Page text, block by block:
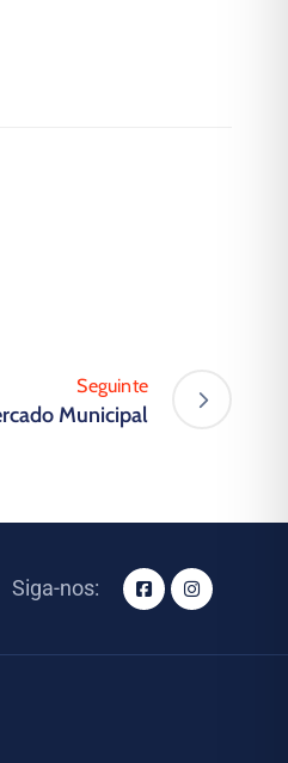
Seguinte
Municipal
Siga-nos: